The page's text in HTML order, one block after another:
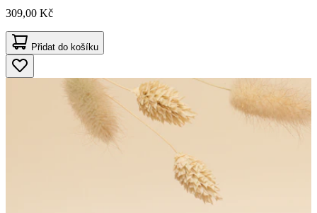
309,00 Kč
Přidat do košíku